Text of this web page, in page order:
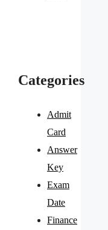
Categories
Admit
Card
Answer
Key
Exam
Date
Finance